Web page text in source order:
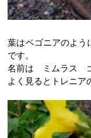
葉はベゴニアのよう
です。
名前は ミムラス ゴ
よく見るとトレニア